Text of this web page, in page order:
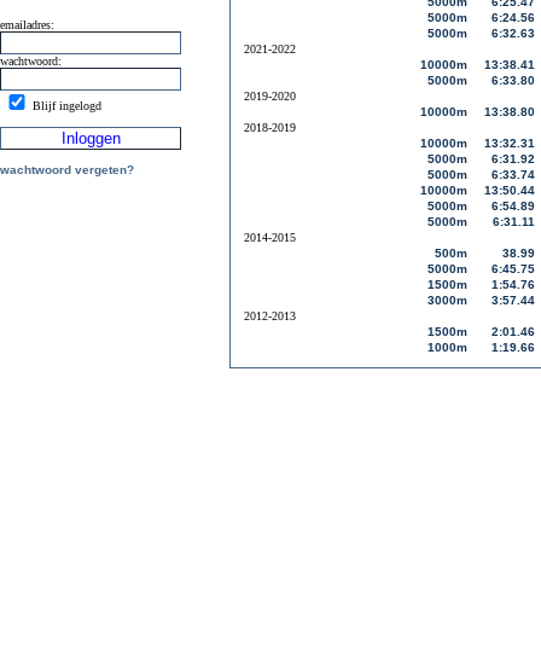
emailadres:
wachtwoord:
Blijf ingelogd
wachtwoord vergeten?
5000m
6:24.56
5000m
6:32.63
2021-2022
10000m
13:38.41
5000m
6:33.80
2019-2020
10000m
13:38.80
2018-2019
10000m
13:32.31
5000m
6:31.92
5000m
6:33.74
10000m
13:50.44
5000m
6:54.89
5000m
6:31.11
2014-2015
500m
38.99
5000m
6:45.75
1500m
1:54.76
3000m
3:57.44
2012-2013
1500m
2:01.46
1000m
1:19.66